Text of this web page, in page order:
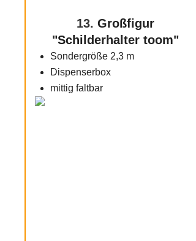
13.Großfigur
"Schilderhalter toom"
Sondergröße 2,3 m
Dispenserbox
mittig faltbar